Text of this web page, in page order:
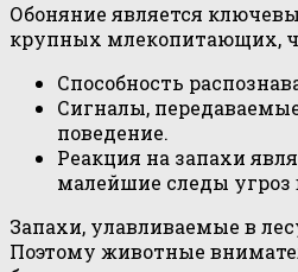
Обоняние является
крупных млекопитающих,
Способность
Сигналы,
поведение.
Реакция на запахи
малейшие следы угроз
Запахи, улавливаемые в
Поэтому животные